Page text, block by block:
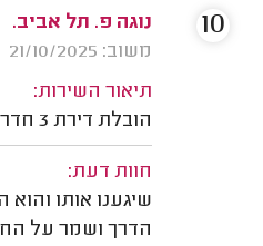
נוגה פ. תל אביב.
משוב: 21/10/2025
תיאור השירות:
הובלת דירת 3 חדרים מצפון הארץ למרכז.
חוות דעת:
שיגענו אותו והוא
הדרך ושמר על
10